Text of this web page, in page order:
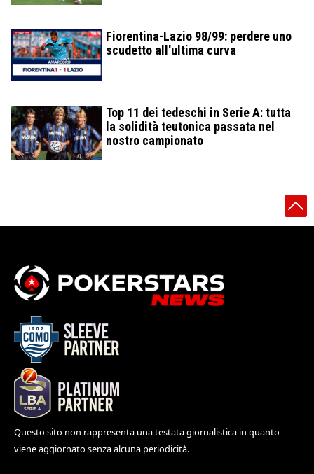
Fiorentina-Lazio 98/99: perdere uno
scudetto all'ultima curva
Top 11 dei tedeschi in Serie A: tutta
la solidità teutonica passata nel
nostro campionato
Questo sito non rappresenta una testata giornalistica in quanto
viene aggiornato senza alcuna periodicità.